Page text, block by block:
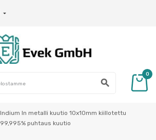

search
0
Indium In metalli kuutio 10x10mm kiillotettu
99,995% puhtaus kuutio